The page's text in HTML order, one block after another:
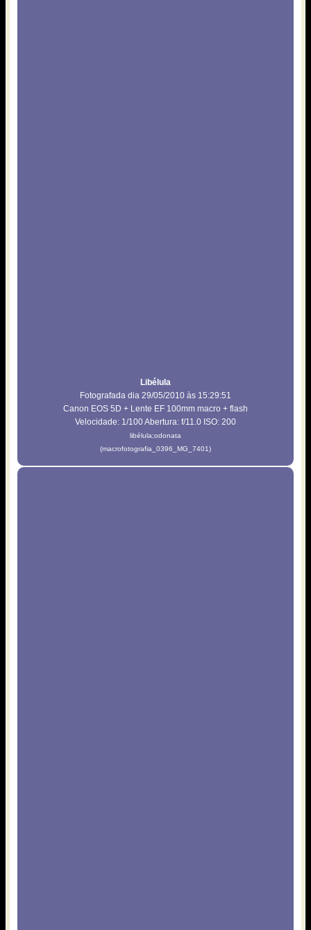
Libélula
Fotografada dia 29/05/2010 às 15:29:51
Canon EOS 5D + Lente EF 100mm macro + flash
Velocidade: 1/100 Abertura: f/11.0 ISO: 200
libélula;odonata
(macrofotografia_0396_MG_7401)